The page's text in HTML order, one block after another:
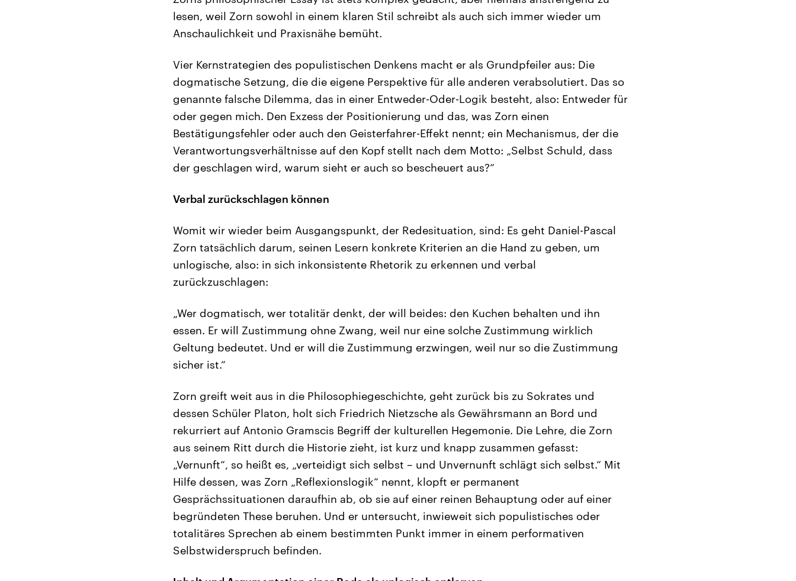
lesen, weil Zorn sowohl in einem klaren Stil schreibt als auch sich immer wieder um
Anschaulichkeit und Praxisnähe bemüht.
Vier Kernstrategien des populistischen Denkens macht er als Grundpfeiler aus: Die
dogmatische Setzung, die die eigene Perspektive für alle anderen verabsolutiert. Das so
genannte falsche Dilemma, das in einer Entweder-Oder-Logik besteht, also: Entweder für
oder gegen mich. Den Exzess der Positionierung und das, was Zorn einen
Bestätigungsfehler oder auch den Geisterfahrer-Effekt nennt; ein Mechanismus, der die
Verantwortungsverhältnisse auf den Kopf stellt nach dem Motto: „Selbst Schuld, dass
der geschlagen wird, warum sieht er auch so bescheuert aus?“
Verbal zurückschlagen können
Womit wir wieder beim Ausgangspunkt, der Redesituation, sind: Es geht Daniel-Pascal
Zorn tatsächlich darum, seinen Lesern konkrete Kriterien an die Hand zu geben, um
unlogische, also: in sich inkonsistente Rhetorik zu erkennen und verbal
zurückzuschlagen:
„Wer dogmatisch, wer totalitär denkt, der will beides: den Kuchen behalten und ihn
essen. Er will Zustimmung ohne Zwang, weil nur eine solche Zustimmung wirklich
Geltung bedeutet. Und er will die Zustimmung erzwingen, weil nur so die Zustimmung
sicher ist.“
Zorn greift weit aus in die Philosophiegeschichte, geht zurück bis zu Sokrates und
dessen Schüler Platon, holt sich Friedrich Nietzsche als Gewährsmann an Bord und
rekurriert auf Antonio Gramscis Begriff der kulturellen Hegemonie. Die Lehre, die Zorn
aus seinem Ritt durch die Historie zieht, ist kurz und knapp zusammen gefasst:
„Vernunft“, so heißt es, „verteidigt sich selbst – und Unvernunft schlägt sich selbst.“ Mit
Hilfe dessen, was Zorn „Reflexionslogik“ nennt, klopft er permanent
Gesprächssituationen daraufhin ab, ob sie auf einer reinen Behauptung oder auf einer
begründeten These beruhen. Und er untersucht, inwieweit sich populistisches oder
totalitäres Sprechen ab einem bestimmten Punkt immer in einem performativen
Selbstwiderspruch befinden.